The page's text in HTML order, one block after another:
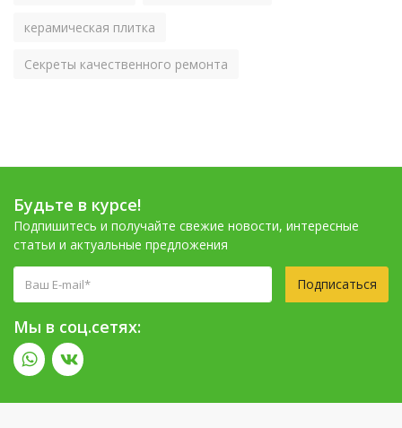
керамическая плитка
Секреты качественного ремонта
Будьте в курсе!
Подпишитесь и получайте свежие новости, интересные
статьи и актуальные предложения
Подписаться
Мы в соц.сетях: